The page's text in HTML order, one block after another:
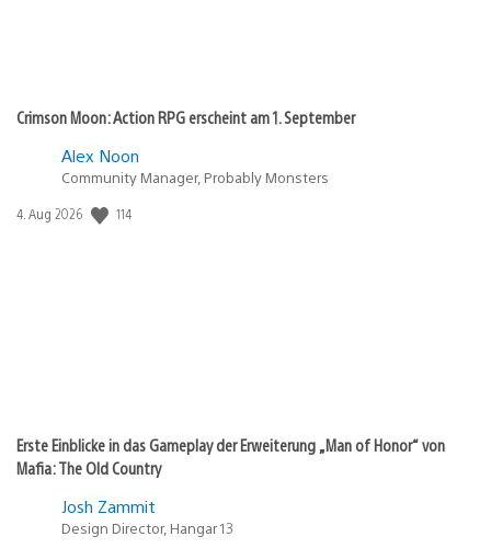
Crimson Moon: Action RPG erscheint am 1. September
Alex Noon
Community Manager, Probably Monsters
Veröffentlichungsdatum:
4. Aug 2026 114
Erste Einblicke in das Gameplay der Erweiterung „Man of Honor“ von
Mafia: The Old Country
Josh Zammit
Design Director, Hangar 13